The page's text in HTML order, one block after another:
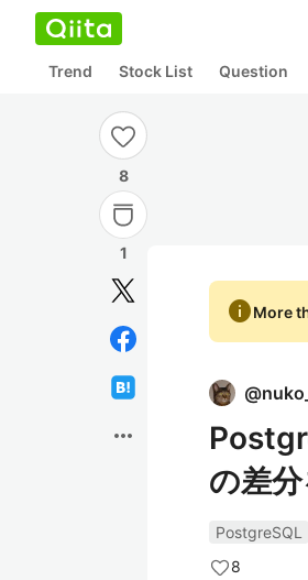
Trend Stock List Question
8
1
more_horiz
infoMore
@
の差
PostgreSQL
8